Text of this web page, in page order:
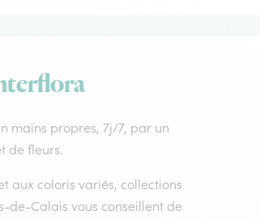
mains propres, 7j/7, par un
de fleurs.
aux coloris variés, collections
de-Calais vous conseillent de